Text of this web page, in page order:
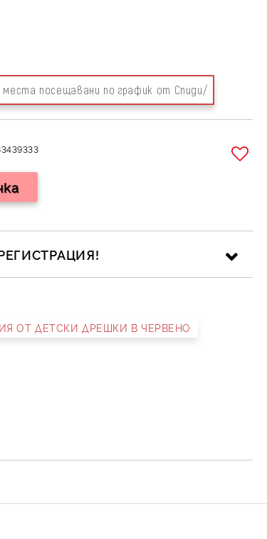
места посещавани по график от Спиди/
данни
ден.
ОТ ДЕТСКИ ДРЕШКИ В ЧЕРВЕНО